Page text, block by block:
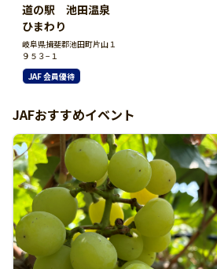
道の駅 池田温泉
ひまわり
岐阜県揖斐郡池田町片山１
９５３−１
JAF 会員優待
JAFおすすめイベント